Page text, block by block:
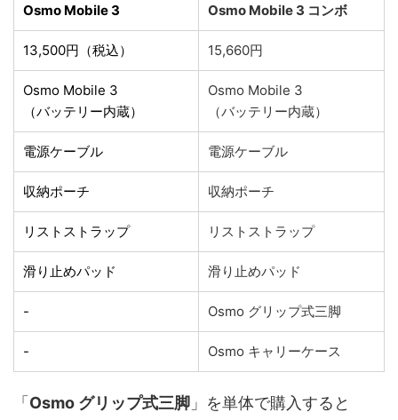
Osmo Mobile 3 Osmo Mobile 3 コンボ
13,500円（税込） 15,660円
Osmo Mobile 3
（バッテリー内蔵）
Osmo Mobile 3
（バッテリー内蔵）
電源ケーブル 電源ケーブル
収納ポーチ 収納ポーチ
リストストラップ リストストラップ
滑り止めパッド 滑り止めパッド
- Osmo グリップ式三脚
- Osmo キャリーケース
「Osmo グリップ式三脚 」を単体で購入すると